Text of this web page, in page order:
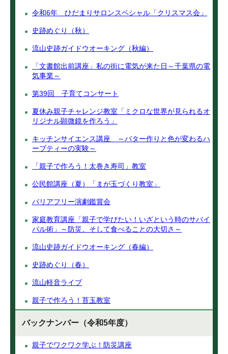
令和6年 ひだまりサロンスペシャル「クリスマス会」
史跡めぐり（秋）
流山史跡ガイドウオーキング（秋編）
「文書館出前講座」私の街に電気が来た日～千葉県の電
気事業～
第39回 子育てコンサート
夏休み親子チャレンジ教室「ミクロな世界が見られるオ
リジナル顕微鏡を作ろう」
キッチンサイエンス講座 ～バター作りと色が変わるハ
ーブティーの実験～
「親子で作ろう！太巻き寿司」教室
公民館講座（夏）「まが玉づくり教室」
バリアフリー演劇鑑賞会
家庭教育講座「親子で学びたい！いざという時のサバイ
バル術」～防災、そして食べることの大切さ～
流山史跡ガイドウオーキング（春編）
史跡めぐり（春）
流山軽音ライブ
親子で作ろう！苔玉教室
バックナンバー（令和5年度）
親子でワクワク学ぶ！防災講座